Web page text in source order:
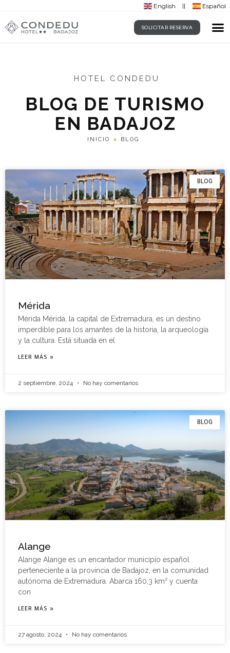
English Español
SOLICITAR RESERVA
HOTEL CONDEDU
BLOG DE TURISMO
EN BADAJOZ
INICIO > BLOG
BLOG
Mérida
Mérida Mérida, la capital de Extremadura, es un destino
imperdible para los amantes de la historia, la arqueología
y la cultura. Está situada en el
LEER MÁS »
2 septiembre, 2024 No hay comentarios
BLOG
Alange
Alange Alange es un encantador municipio español
perteneciente a la provincia de Badajoz, en la comunidad
autónoma de Extremadura. Abarca 160,3 km² y cuenta
con
LEER MÁS »
27 agosto, 2024 No hay comentarios